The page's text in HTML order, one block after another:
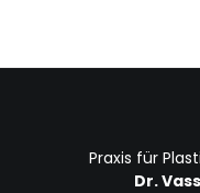
Praxis für
Dr.